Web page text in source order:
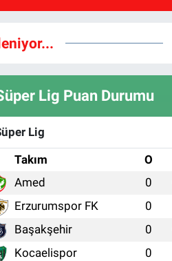
Lig Puan Durumu
Lig
Takım O
Amed 0
Erzurumspor FK 0
Başakşehir 0
Kocaelispor 0